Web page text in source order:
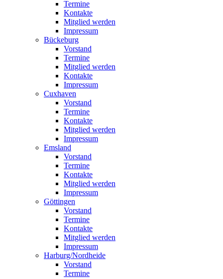
Termine
Kontakte
Mitglied werden
Impressum
Bückeburg
Vorstand
Termine
Mitglied werden
Kontakte
Impressum
Cuxhaven
Vorstand
Termine
Kontakte
Mitglied werden
Impressum
Emsland
Vorstand
Termine
Kontakte
Mitglied werden
Impressum
Göttingen
Vorstand
Termine
Kontakte
Mitglied werden
Impressum
Harburg/Nordheide
Vorstand
Termine